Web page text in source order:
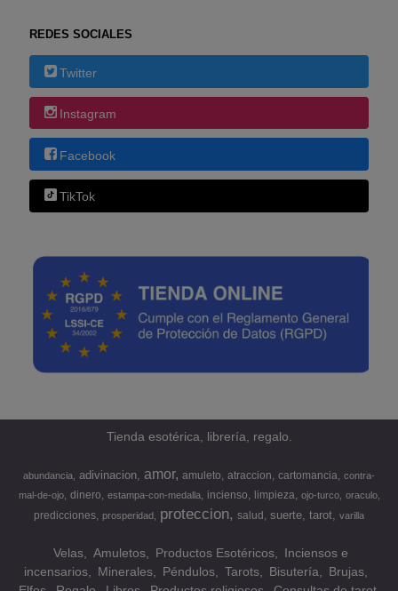
REDES SOCIALES
Twitter
Instagram
Facebook
TikTok
Tienda esotérica, librería, regalo.
abundancia adivinacion amor amuleto atraccion cartomancia
contra-
mal-de-ojo
dinero estampa-con-medalla incienso limpieza ojo-turco oraculo
predicciones prosperidad proteccion salud suerte tarot varilla
Velas Amuletos Productos Esotéricos
Inciensos e
incensarios
Minerales Péndulos Tarots Bisutería
Brujas